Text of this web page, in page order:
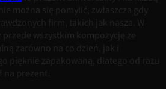
można się pomylić, zwłaszcza gdy
firm, takich jak nasza. W
wszystkim kompozycję ze
zarówno na co dzień, jak i
pięknie zapakowaną, dlatego od razu
prezent.